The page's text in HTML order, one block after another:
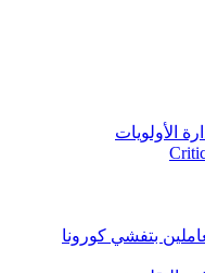
الأولويات
بتفشي كورونا